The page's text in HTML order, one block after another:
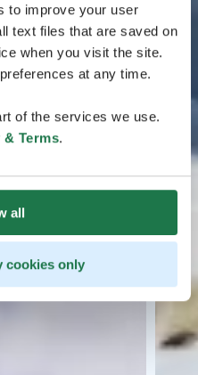
to improve your user
text files that are saved on
when you visit the site.
at any time.
of the services we use.
Terms.
all
cookies only